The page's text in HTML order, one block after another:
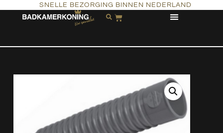
SNELLE BEZORGING BINNEN NEDERLAND